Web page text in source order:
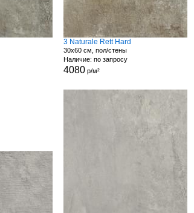
3 Naturale Rett Hard
30x60 см, пол/стены
Наличие: по запросу
4080 р/м²